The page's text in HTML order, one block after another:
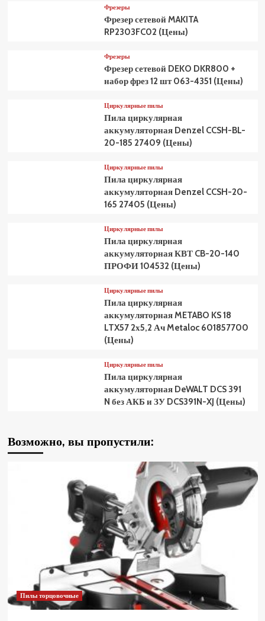
Фрезеры
Фрезер сетевой MAKITA
RP2303FC02 (Цены)
Фрезеры
Фрезер сетевой DEKO DKR800 +
набор фрез 12 шт 063-4351 (Цены)
Циркулярные пилы
Пила циркулярная
аккумуляторная Denzel CCSH-BL-
20-185 27409 (Цены)
Циркулярные пилы
Пила циркулярная
аккумуляторная Denzel CCSH-20-
165 27405 (Цены)
Циркулярные пилы
Пила циркулярная
аккумуляторная КВТ CB-20-140
ПРОФИ 104532 (Цены)
Циркулярные пилы
Пила циркулярная
аккумуляторная METABO KS 18
LTX57 2х5,2 Ач Metaloc 601857700
(Цены)
Циркулярные пилы
Пила циркулярная
аккумуляторная DeWALT DCS 391
N без АКБ и ЗУ DCS391N-XJ (Цены)
Возможно, вы пропустили:
Пилы торцовочные